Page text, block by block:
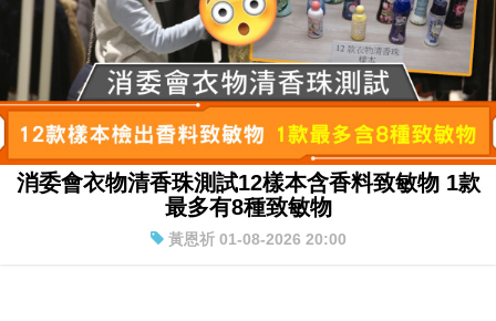
消委會衣物清香珠測試12樣本含香料致敏物 1款
最多有8種致敏物
黃恩祈 01-08-2026 20:00